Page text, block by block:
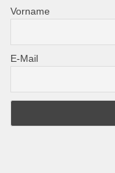
Vorname
E-Mail